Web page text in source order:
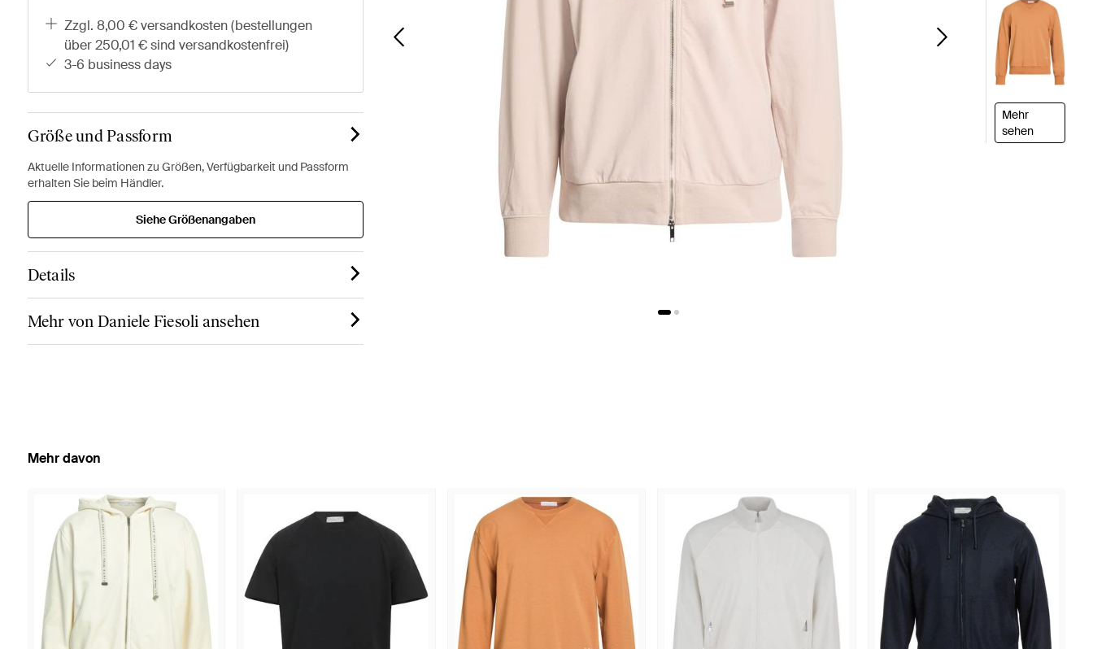
zzgl. 8,00 € versandkosten (bestellungen
über 250,01 € sind versandkostenfrei)
3-6 business days
Größe und Passform
Aktuelle Informationen zu Größen, Verfügbarkeit und Passform
erhalten Sie beim Händler.
Siehe Größenangaben
Details
Mehr von Daniele Fiesoli ansehen
Mehr
sehen
Mehr davon